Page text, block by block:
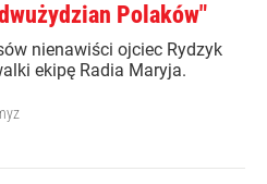
Polaków"
nienawiści ojciec Rydzyk
ekipę Radia Maryja.